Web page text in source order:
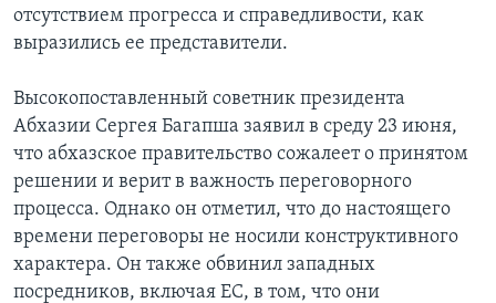
ДЕТАЛИ
НЬЮ-ЙОРК NEW YORK
АМЕРИКА. БОЛЬШОЕ ПУТЕШЕСТВИЕ
АМЕРИКАНСКИЕ ГОРОДКИ
ТЕСТЫ
УЧИМ АНГЛИЙСКИЙ
ВИДЕО
ПОДПИСКА НА НОВОСТИ
Learning English
СОЦИАЛЬНЫЕ СЕТИ
отсутствием прогресса и справедливости, как
выразились ее представители.
Высокопоставленный советник президента
Абхазии Сергея Багапша заявил в среду 23 июня,
что абхазское правительство сожалеет о принятом
решении и верит в важность переговорного
процесса. Однако он отметил, что до настоящего
времени переговоры не носили конструктивного
характера. Он также обвинил западных
посредников, включая ЕС, в том, что они